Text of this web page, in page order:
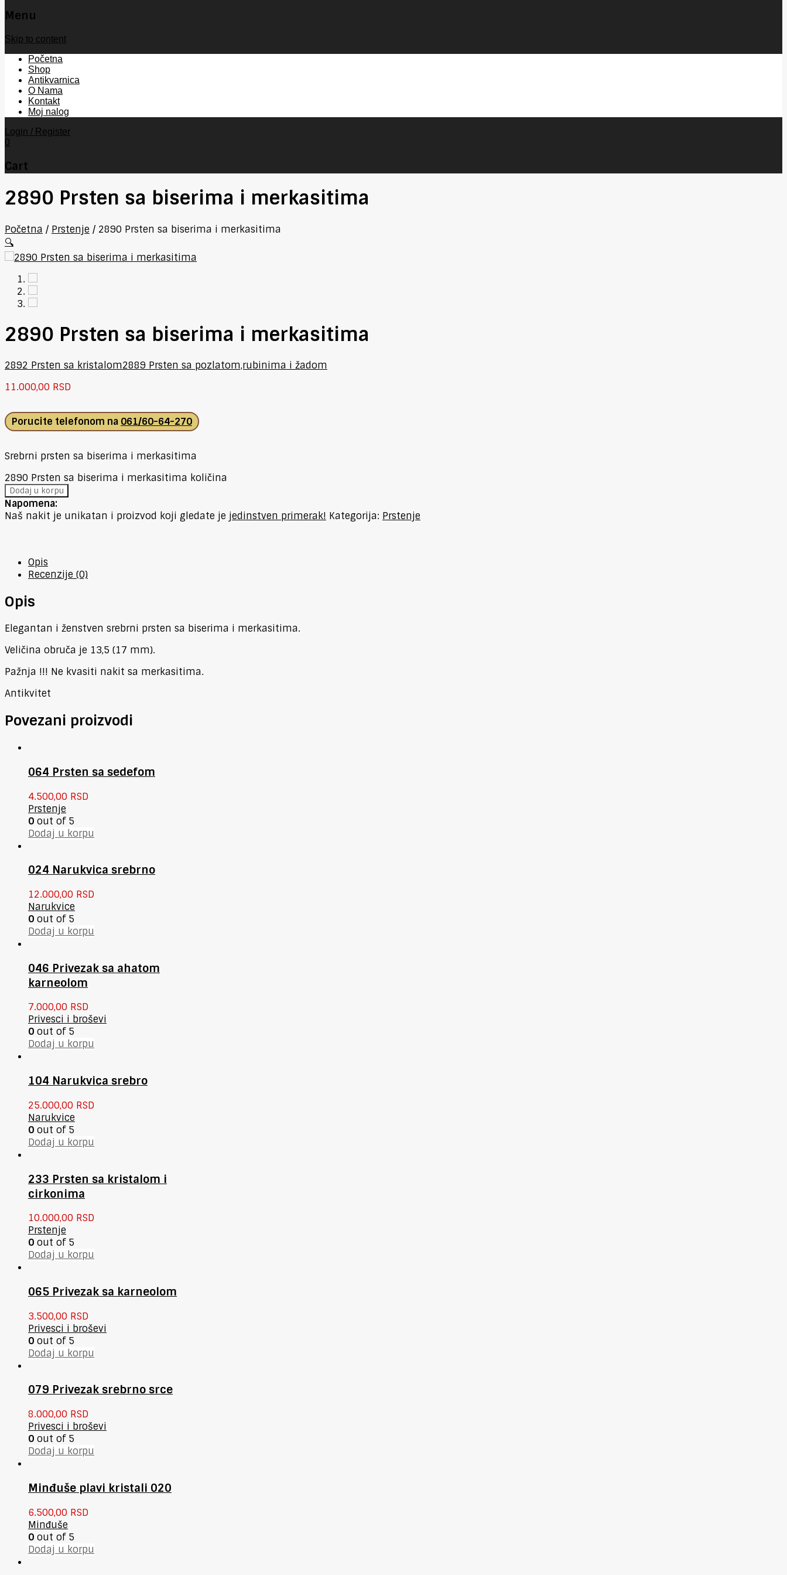
Menu
Skip to content
Početna
Shop
Antikvarnica
O Nama
Kontakt
Moj nalog
Login / Register
0
Cart
2890 Prsten sa biserima i merkasitima
Početna / Prstenje / 2890 Prsten sa biserima i merkasitima
🔍
2890 Prsten sa biserima i merkasitima
2892 Prsten sa kristalom2889 Prsten sa pozlatom,rubinima i žadom
11.000,00 RSD
Porucite telefonom na 061/60-64-270
Srebrni prsten sa biserima i merkasitima
2890 Prsten sa biserima i merkasitima količina
Dodaj u korpu
Napomena:
Naš nakit je unikatan i proizvod koji gledate je jedinstven primerak! Kategorija: Prstenje
Opis
Recenzije (0)
Opis
Elegantan i ženstven srebrni prsten sa biserima i merkasitima.
Veličina obruča je 13,5 (17 mm).
Pažnja !!! Ne kvasiti nakit sa merkasitima.
Antikvitet
Povezani proizvodi
064 Prsten sa sedefom
4.500,00 RSD
Prstenje
0 out of 5
Dodaj u korpu
024 Narukvica srebrno
12.000,00 RSD
Narukvice
0 out of 5
Dodaj u korpu
046 Privezak sa ahatom
karneolom
7.000,00 RSD
Privesci i broševi
0 out of 5
Dodaj u korpu
104 Narukvica srebro
25.000,00 RSD
Narukvice
0 out of 5
Dodaj u korpu
233 Prsten sa kristalom i
cirkonima
10.000,00 RSD
Prstenje
0 out of 5
Dodaj u korpu
065 Privezak sa karneolom
3.500,00 RSD
Privesci i broševi
0 out of 5
Dodaj u korpu
079 Privezak srebrno srce
8.000,00 RSD
Privesci i broševi
0 out of 5
Dodaj u korpu
Minđuše plavi kristali 020
6.500,00 RSD
Minđuše
0 out of 5
Dodaj u korpu